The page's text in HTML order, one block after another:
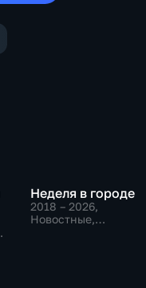
Неделя в городе
2018 – 2026,
Новостные,